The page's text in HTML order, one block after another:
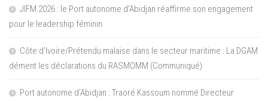
JIFM 2026 : le Port autonome d’Abidjan réaffirme son engagement
pour le leadership féminin
Côte d’Ivoire/Prétendu malaise dans le secteur maritime : La DGAM
dément les déclarations du RASMOMM (Communiqué)
Port autonome d’Abidjan : Traoré Kassoum nommé Directeur